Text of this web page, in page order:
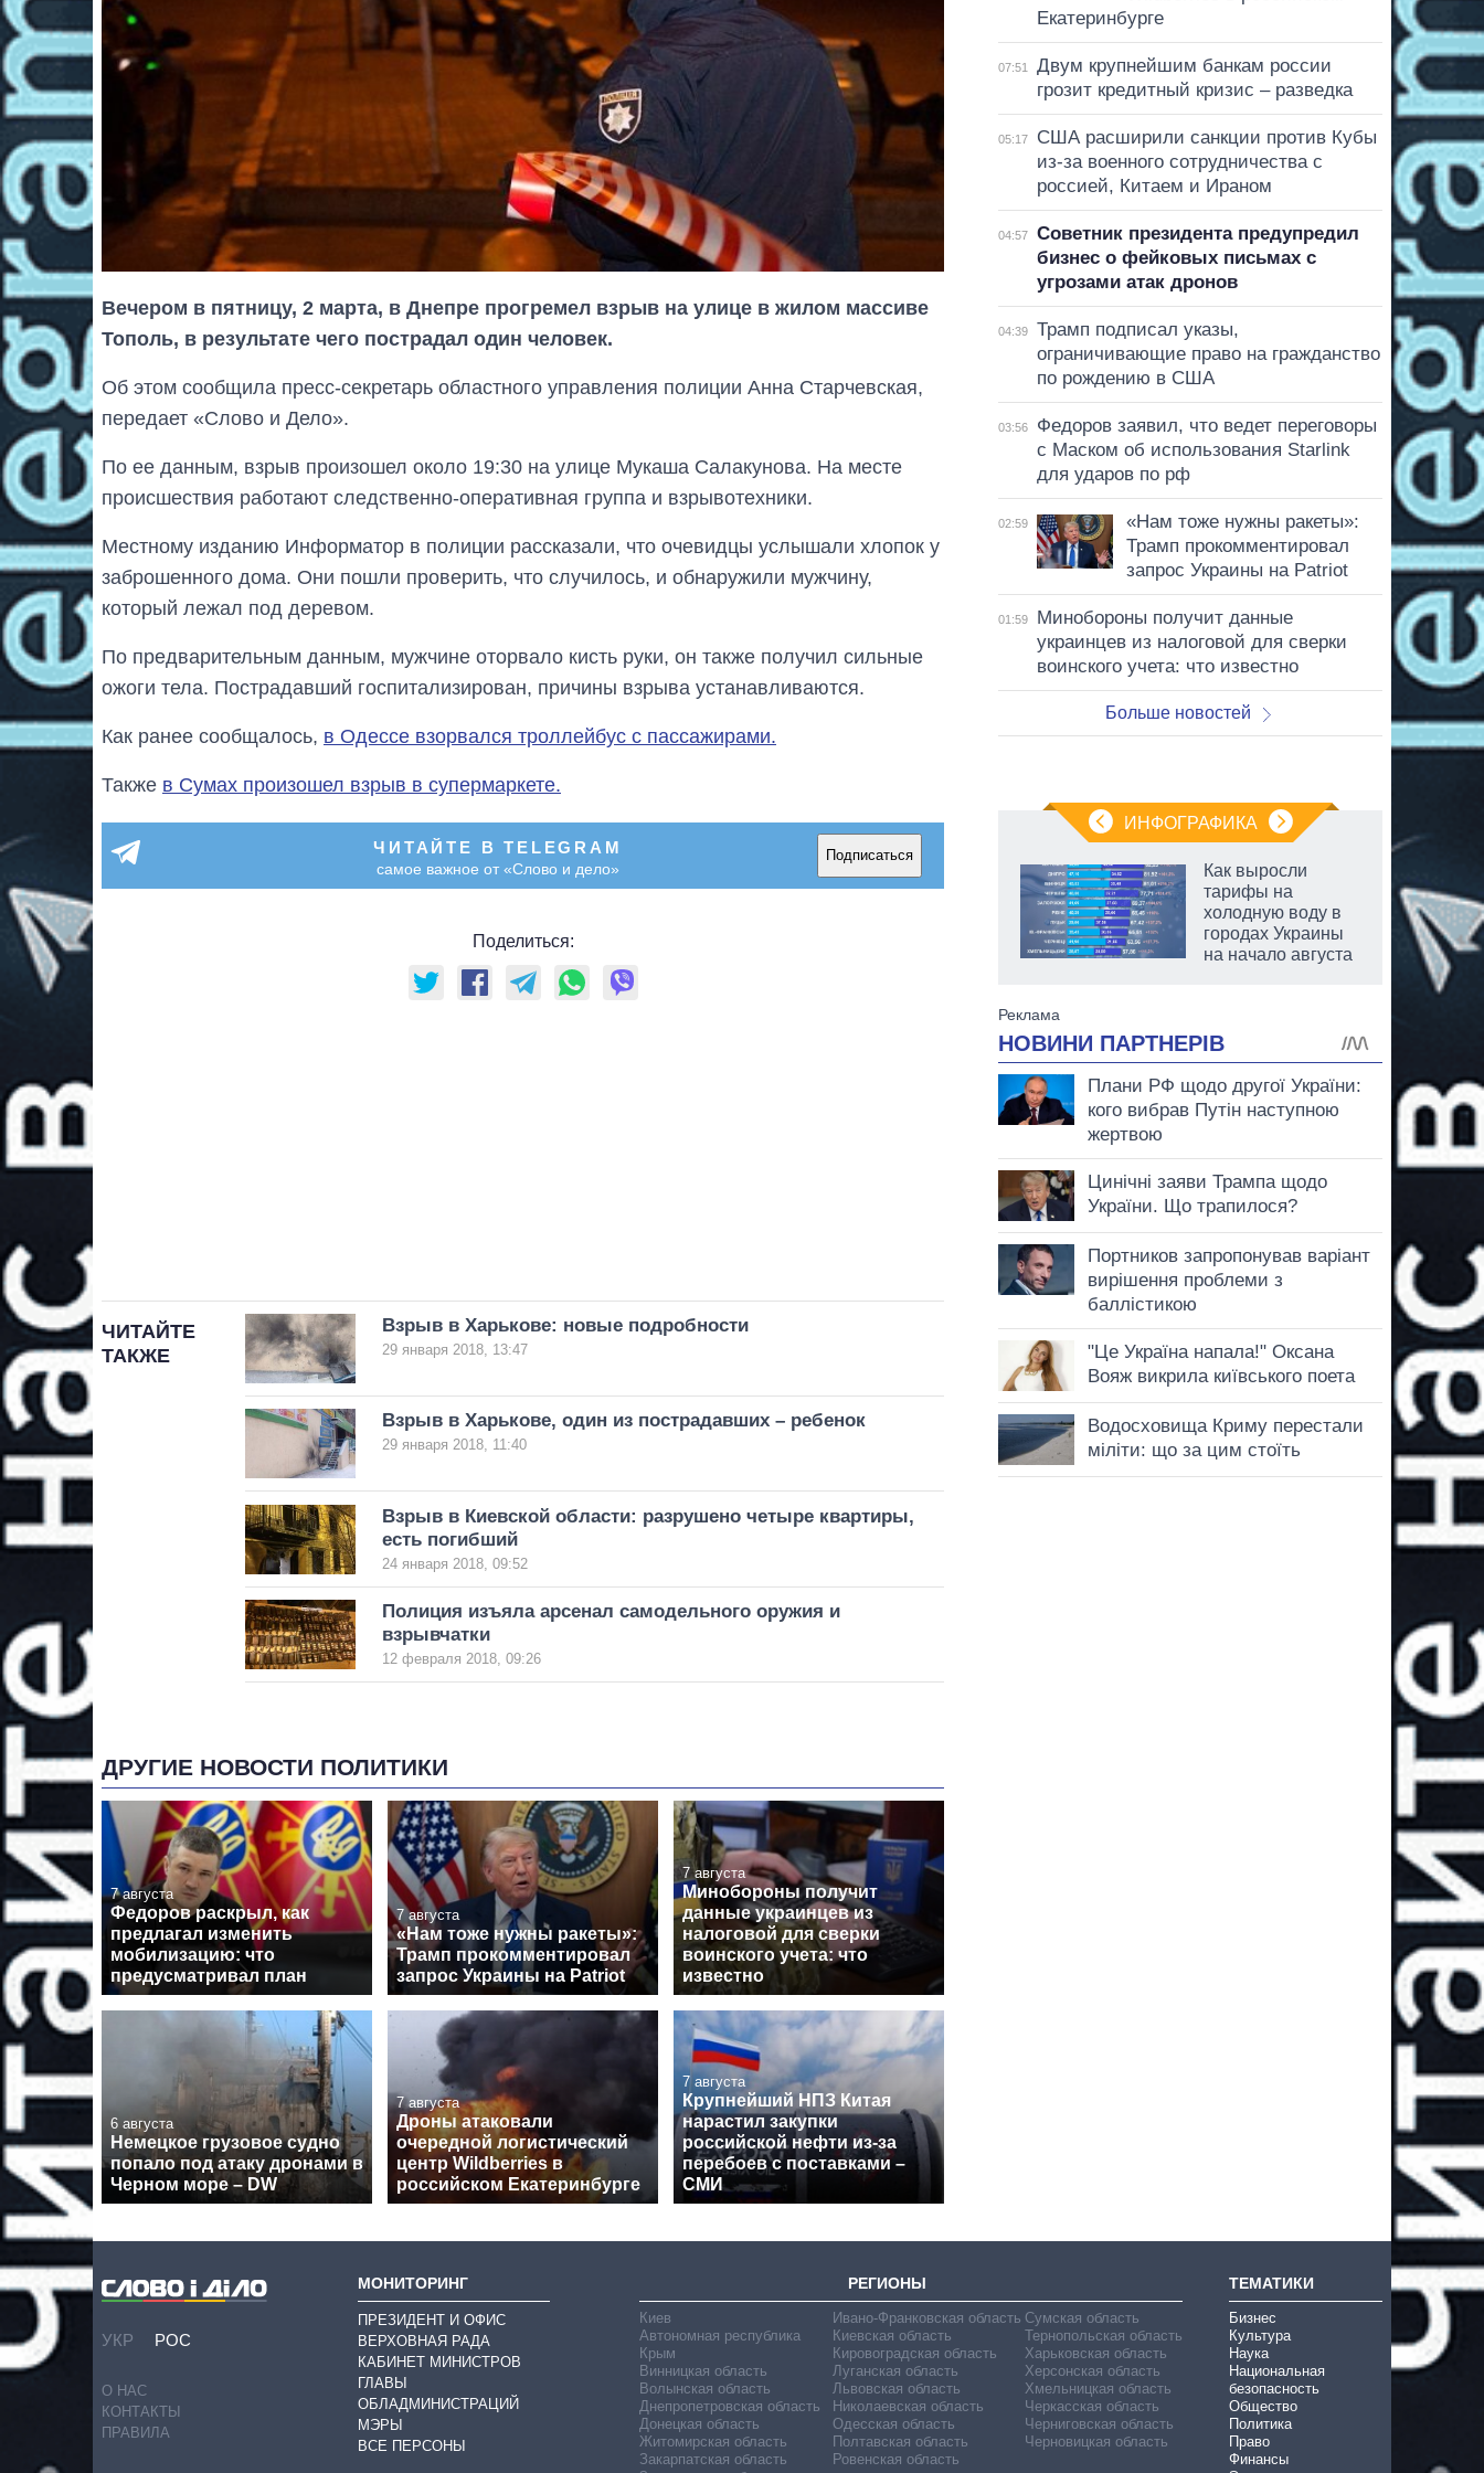
Вечером в пятницу, 2 марта, в Днепре прогремел взрыв на улице в жилом массиве
Тополь, в результате чего пострадал один человек.
Об этом сообщила пресс-секретарь областного управления полиции Анна Старчевская,
передает «Слово и Дело».
По ее данным, взрыв произошел около 19:30 на улице Мукаша Салакунова. На месте
происшествия работают следственно-оперативная группа и взрывотехники.
Местному изданию Информатор в полиции рассказали, что очевидцы услышали хлопок у
заброшенного дома. Они пошли проверить, что случилось, и обнаружили мужчину,
который лежал под деревом.
По предварительным данным, мужчине оторвало кисть руки, он также получил сильные
ожоги тела. Пострадавший госпитализирован, причины взрыва устанавливаются.
Как ранее сообщалось, в Одессе взорвался троллейбус с пассажирами.
Также в Сумах произошел взрыв в супермаркете.
ЧИТАЙТЕ В TELEGRAM
самое важное от «Слово и дело»
Подписаться
Поделиться:
ЧИТАЙТЕ
ТАКЖЕ
Взрыв в Харькове: новые подробности
29 января 2018, 13:47
Взрыв в Харькове, один из пострадавших – ребенок
29 января 2018, 11:40
Взрыв в Киевской области: разрушено четыре квартиры,
есть погибший
24 января 2018, 09:52
Полиция изъяла арсенал самодельного оружия и
взрывчатки
12 февраля 2018, 09:26
ДРУГИЕ НОВОСТИ ПОЛИТИКИ
7 августа
Федоров раскрыл, как
предлагал изменить
мобилизацию: что
предусматривал план
7 августа
«Нам тоже нужны ракеты»:
Трамп прокомментировал
запрос Украины на Patriot
7 августа
Минобороны получит
данные украинцев из
налоговой для сверки
воинского учета: что
известно
6 августа
Немецкое грузовое судно
попало под атаку дронами в
Черном море – DW
7 августа
Дроны атаковали
очередной логистический
центр Wildberries в
российском Екатеринбурге
7 августа
Крупнейший НПЗ Китая
нарастил закупки
российской нефти из-за
перебоев с поставками –
СМИ
Екатеринбурге
07:51
Двум крупнейшим банкам россии
грозит кредитный кризис – разведка
05:17
США расширили санкции против Кубы
из-за военного сотрудничества с
россией, Китаем и Ираном
04:57
Советник президента предупредил
бизнес о фейковых письмах с
угрозами атак дронов
04:39
Трамп подписал указы,
ограничивающие право на гражданство
по рождению в США
03:56
Федоров заявил, что ведет переговоры
с Маском об использования Starlink
для ударов по рф
02:59
«Нам тоже нужны ракеты»:
Трамп прокомментировал
запрос Украины на Patriot
01:59
Минобороны получит данные
украинцев из налоговой для сверки
воинского учета: что известно
Больше новостей
ИНФОГРАФИКА
картофеля
Как выросли
тарифы на
холодную воду в
городах Украины
на начало августа
УКР РОС
О НАС
КОНТАКТЫ
ПРАВИЛА
МОНИТОРИНГ
ПРЕЗИДЕНТ И ОФИС
ВЕРХОВНАЯ РАДА
КАБИНЕТ МИНИСТРОВ
ГЛАВЫ
ОБЛАДМИНИСТРАЦИЙ
МЭРЫ
ВСЕ ПЕРСОНЫ
РЕГИОНЫ
Киев
Автономная республика
Крым
Винницкая область
Волынская область
Днепропетровская область
Донецкая область
Житомирская область
Закарпатская область
Ивано-Франковская область
Киевская область
Кировоградская область
Луганская область
Львовская область
Николаевская область
Одесская область
Полтавская область
Ровенская область
Сумская область
Тернопольская область
Харьковская область
Херсонская область
Хмельницкая область
Черкасская область
Черниговская область
Черновицкая область
ТЕМАТИКИ
Бизнес
Культура
Наука
Национальная
безопасность
Общество
Политика
Право
Финансы